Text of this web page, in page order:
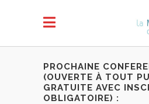
PROCHAINE
(OUVERTE À TOUT
GRATUITE AVEC
OBLIGATOIRE) :